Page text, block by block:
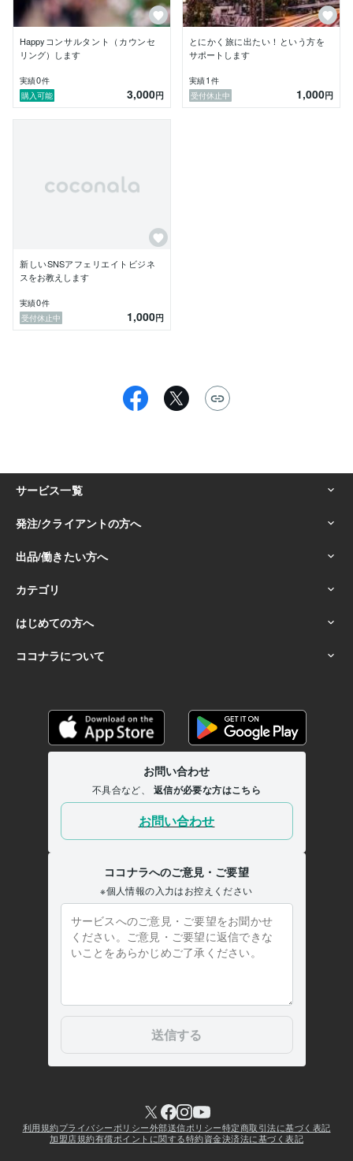
Happyコンサルタント（カウンセ
リング）します
実績0件
購入可能
3,000円
とにかく旅に出たい！という方を
サポートします
実績1 件
受付休止中
1,000円
新しいSNSアフェリエイトビジネ
スをお教えします
実績0件
受付休止中
1,000円